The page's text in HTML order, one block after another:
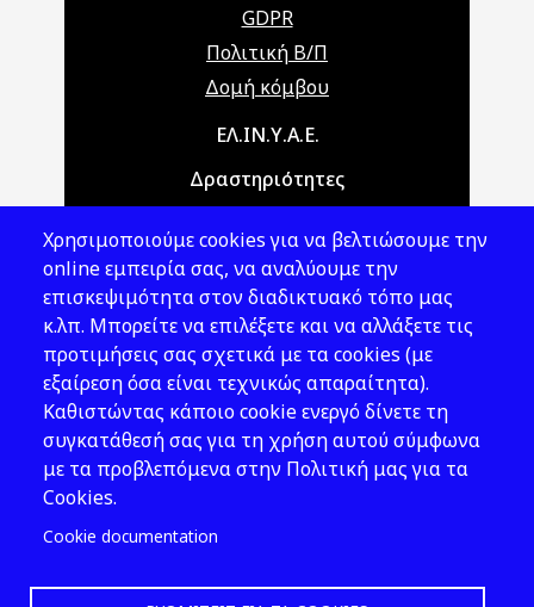
GDPR
Πολιτική Β/Π
Δομή κόμβου
Main navigationΕΛ.ΙΝ.Υ.Α.Ε.
Δραστηριότητες
Νομοθεσία
Εκδόσεις
Νέα - Εκδηλώσεις
Ακολουθήστε μας
Χρησιμοποιούμε cookies για να βελτιώσουμε την
online εμπειρία σας, να αναλύουμε την
επισκεψιμότητα στον διαδικτυακό τόπο μας
κ.λπ. Μπορείτε να επιλέξετε και να αλλάξετε τις
προτιμήσεις σας σχετικά με τα cookies (με
εξαίρεση όσα είναι τεχνικώς απαραίτητα).
Καθιστώντας κάποιο cookie ενεργό δίνετε τη
συγκατάθεσή σας για τη χρήση αυτού σύμφωνα
με τα προβλεπόμενα στην Πολιτική μας για τα
Cookies.
Cookie documentation